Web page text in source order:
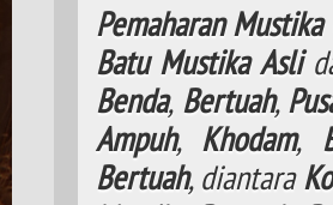
Pemaharan Mustika
Batu Mustika Asli
Benda, Bertuah,
Ampuh, Khodam,
Bertuah, diantara